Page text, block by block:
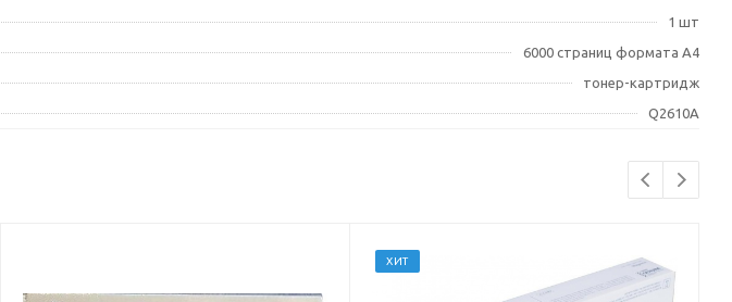
1 шт
6000 страниц формата А4
тонер-картридж
Q2610A
ХИТ